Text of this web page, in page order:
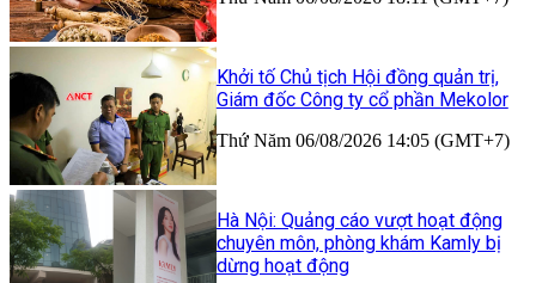
Khởi tố Chủ tịch Hội đồng quản trị,
Giám đốc Công ty cổ phần Mekolor
Thứ Năm 06/08/2026 14:05 (GMT+7)
Hà Nội: Quảng cáo vượt hoạt động
chuyên môn, phòng khám Kamly bị
dừng hoạt động